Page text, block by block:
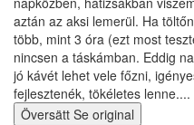
aztán az aksi lemerül. Ha
több, mint 3 óra (ezt most
nincsen a táskámban. Eddig
jó kávét lehet vele főzni,
fejlesztenék, tökéletes lenne....
Översätt Se original